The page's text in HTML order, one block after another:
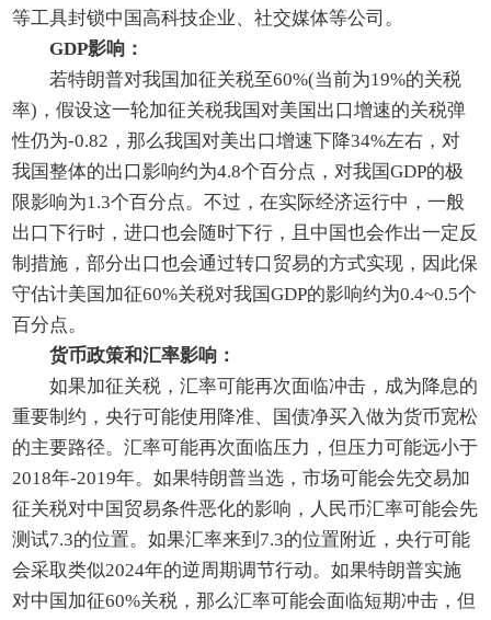
等工具封锁中国高科技企业、社交媒体等公司。
GDP影响：
若特朗普对我国加征关税至60%(当前为19%的关税
率)，假设这一轮加征关税我国对美国出口增速的关税弹
性仍为-0.82，那么我国对美出口增速下降34%左右，对
我国整体的出口影响约为4.8个百分点，对我国GDP的极
限影响为1.3个百分点。不过，在实际经济运行中，一般
出口下行时，进口也会随时下行，且中国也会作出一定反
制措施，部分出口也会通过转口贸易的方式实现，因此保
守估计美国加征60%关税对我国GDP的影响约为0.4~0.5个
百分点。
货币政策和汇率影响：
如果加征关税，汇率可能再次面临冲击，成为降息的
重要制约，央行可能使用降准、国债净买入做为货币宽松
的主要路径。汇率可能再次面临压力，但压力可能远小于
2018年-2019年。如果特朗普当选，市场可能会先交易加
征关税对中国贸易条件恶化的影响，人民币汇率可能会先
测试7.3的位置。如果汇率来到7.3的位置附近，央行可能
会采取类似2024年的逆周期调节行动。如果特朗普实施
对中国加征60%关税，那么汇率可能会面临短期冲击，但